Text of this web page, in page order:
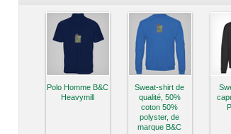
Polo Homme B&C
Heavymill
Sweat-shirt de
qualité, 50%
coton 50%
polyster, de
marque B&C